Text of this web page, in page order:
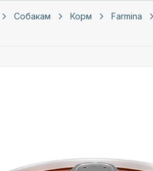
Собакам Корм Farmina